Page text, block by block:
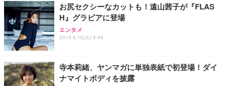
務用 おしゃれ パソコンチェア (ホワイト)
ANDWINT オフィスチェア デスクチェア 肘なし メ
ッシュ 通気性 ランバーサポート付き 腰サポート ガ
ス圧無段階昇降 360度回転 キャスター付き コンパク
【MiniLED/24.5inch/280Hz/FHD】GRAPHT THE S
HOOTER Gaming Monitor 24” Essential ゲーミン
グモニター QD 24.5インチ 1ms FHD 量子ドット 残
アイリスオーヤマ ペットシーツ 超厚型 お徳用 レギ
ュラー 200枚入【Amazon.co.jp限定】
お尻セクシーなカットも！遠山茜子が『FLAS
H』グラビアに登場
エンタメ
2019.4.16(火) 8:49
寺本莉緒、ヤンマガに単独表紙で初登場！ダイ
ナマイトボディを披露